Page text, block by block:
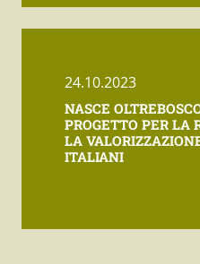
24.10.2023
NASCE
PROGETTO PER LA
LA
ITALIANI